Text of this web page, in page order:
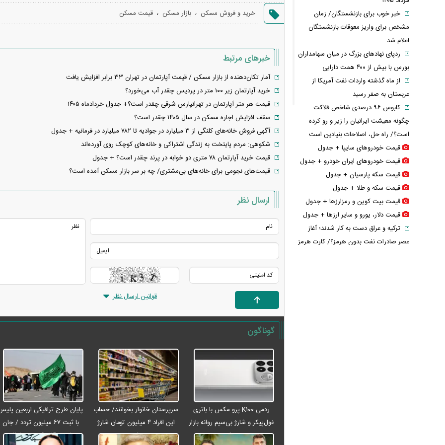
خرید و فروش مسکن ، بازار مسکن ، قیمت مسکن
خبرهای مرتبط
آمار تکان‌دهنده از بازار مسکن / قیمت آپارتمان در تهران ۳۳ برابر افزایش یافت
خرید آپارتمان زیر ۱۰۰ متر در پردیس چقدر آب می‌خورد؟
قیمت هر متر آپارتمان در تهرانپارس شرقی چقدر است؟+ جدول خردادماه ۱۴۰۵
سقف افزایش اجاره مسکن در سال ۱۴۰۵ چقدر است؟
آگهی فروش خانه‌های کلنگی از ۳ میلیارد در جوادیه تا ۷۸۲ میلیارد در فرمانیه + جدول
شکوهی: مردم پایتخت به زندگی اشتراکی و خانه‌های کوچک روی آورده‌اند
قیمت خرید آپارتمان ۷۸ متری دو خوابه در پرند چقدر است؟ + جدول
قیمت‌های نجومی برای خانه‌های بی‌مشتری/ چه بر سر بازار مسکن آمده است؟
ارسال نظر
قوانین ارسال نظر
گوناگون
ردمی K۱۰۰ پرو مکس با باتری
غول‌پیکر و شارژ بی‌سیم روانه بازار
می‌شود
سرپرستان خانوار بخوانند/ حساب
این افراد ۴ میلیون تومان شارژ
شد
پایان طرح ترافیکی اربعین
با ثبت ۶۷ میلیون تردد / جان
باختن ۲۴ زائر در تصادفات
خبر خوب برای بازنشستگان/ زمان
مشخص برای واریز معوقات بازنشستگان
اعلام شد
ردپای نهاد‌های بزرگ در میان سهامداران
بورس با بیش از ۴۰۰ همت دارایی
از ماه گذشته واردات نفت آمریکا از
عربستان به صفر رسید
کابوس ۹۶ درصدی شاخص فلاکت
چگونه معیشت ایرانیان را زیر و رو کرده
است؟/ راه حل، اصلاحات بنیادین است
قیمت خودرو‌های سایپا + جدول
قیمت خودرو‌های ایران خودرو + جدول
قیمت سکه پارسیان + جدول
قیمت سکه و طلا + جدول
قیمت بیت کوین و رمزارز‌ها + جدول
قیمت دلار، یورو و سایر ارز‌ها + جدول
ترکیه و عراق دست به کار شدند؛ آغاز
عصر صادرات نفت بدون هرمز؟/ کارت هرمز